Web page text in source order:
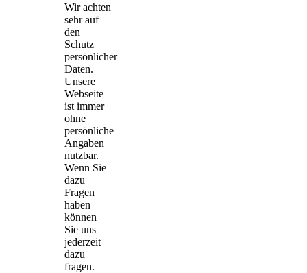
Wir achten
sehr auf
den
Schutz
persönlicher
Daten.
Unsere
Webseite
ist immer
ohne
persönliche
Angaben
nutzbar.
Wenn Sie
dazu
Fragen
haben
können
Sie uns
jederzeit
dazu
fragen.